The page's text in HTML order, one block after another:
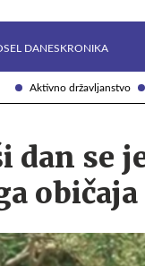
Aktivno državljanstvo
DANESKRONIKA
dan se